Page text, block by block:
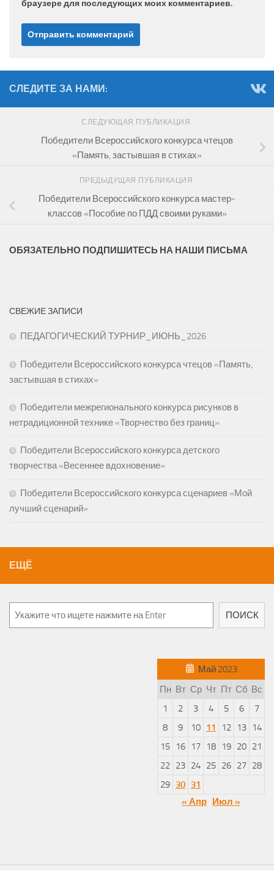
браузере для последующих моих комментариев.
СЛЕДИТЕ ЗА НАМИ:
СЛЕДУЮЩАЯ ПУБЛИКАЦИЯ
Победители Всероссийского конкурса чтецов
«Память, застывшая в стихах»
ПРЕДЫДУЩАЯ ПУБЛИКАЦИЯ
Победители Всероссийского конкурса мастер-
классов «Пособие по ПДД своими руками»
ОБЯЗАТЕЛЬНО ПОДПИШИТЕСЬ НА НАШИ ПИСЬМА
СВЕЖИЕ ЗАПИСИ
ПЕДАГОГИЧЕСКИЙ ТУРНИР_ИЮНЬ_2026
Победители Всероссийского конкурса чтецов «Память,
застывшая в стихах»
Победители межрегионального конкурса рисунков в
нетрадиционной технике «Творчество без границ»
Победители Всероссийского конкурса детского
творчества «Весеннее вдохновение»
Победители Всероссийского конкурса сценариев «Мой
лучший сценарий»
ЕЩЁ
Поиск
ПОИСК
Май 2023
Пн Вт Ср Чт Пт Сб Вс
1
2 3 4 5 6
7
8
9 10 11 12 13
14
15
16 17 18 19 20 21
22 23 24 25 26 27 28
29 30 31
« Апр
Июл »